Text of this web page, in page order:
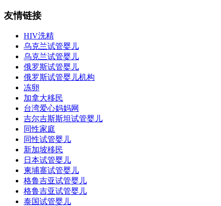
友情链接
HIV洗精
乌克兰试管婴儿
乌克兰试管婴儿
俄罗斯试管婴儿
俄罗斯试管婴儿机构
冻卵
加拿大移民
台湾爱心妈妈网
吉尔吉斯斯坦试管婴儿
同性家庭
同性试管婴儿
新加坡移民
日本试管婴儿
柬埔寨试管婴儿
格鲁吉亚试管婴儿
格鲁吉亚试管婴儿
泰国试管婴儿